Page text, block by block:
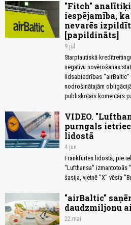
"Fitch"
iespējamība,
nevarēs
[papildināts]
9.jūl
Starptautiskā
negatīvu novērošanas
lidsabiedrības
nodrošinātajām
publiskotais komentārs
VIDEO.
purngals
lidostā
4.jun
Frankfurtes lidostā, pie
"Lufthansa" izmantotoās
šasija, vietnē "X" vēsta
"airBaltic"
daudzmiljonu
22.mai